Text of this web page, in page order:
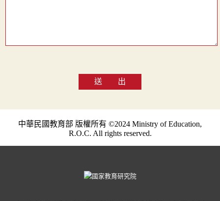
送 出
中華民國教育部 版權所有 ©2024 Ministry of Education,
R.O.C. All rights reserved.